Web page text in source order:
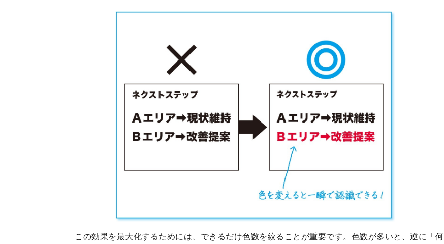
この効果を最大化するためには、できるだけ色数を絞ることが重要です。色数が多いと、逆に「何